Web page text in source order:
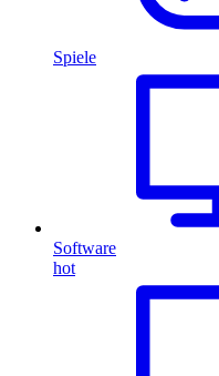
Spiele
Software
hot